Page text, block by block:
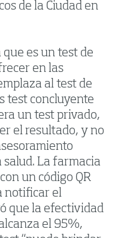
de la Ciudad en
es un test de
en las
al test de
test concluyente
un test privado,
el resultado, y no
salud. La farmacia
un código QR
notificar el
que la efectividad
el 95%,